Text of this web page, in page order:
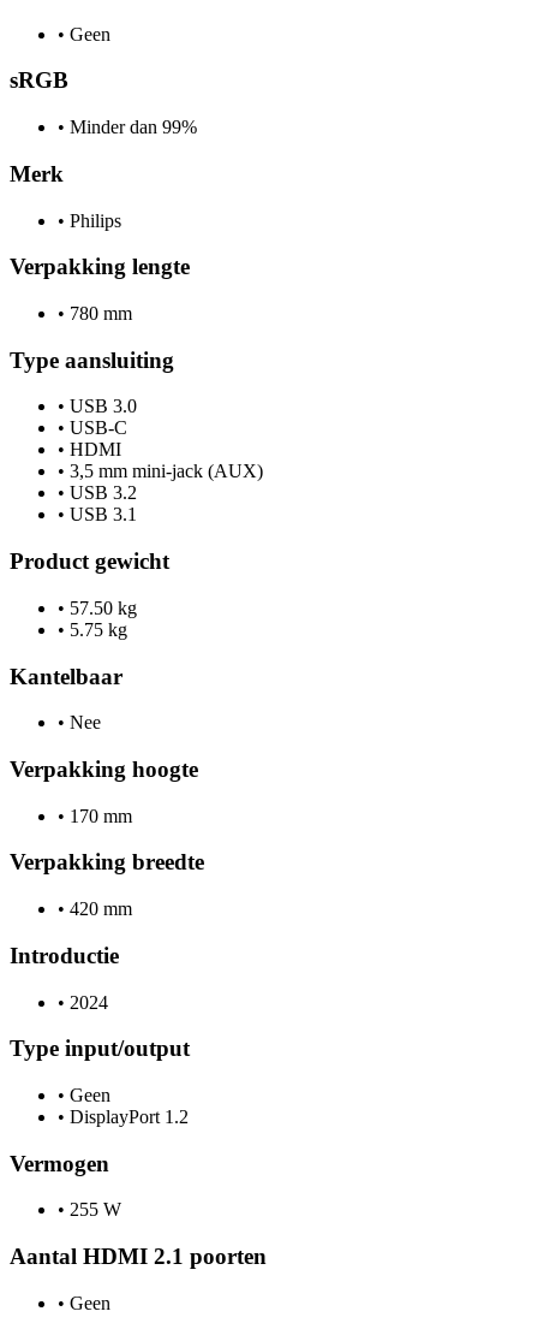
• Geen
sRGB
• Minder dan 99%
Merk
• Philips
Verpakking lengte
• 780 mm
Type aansluiting
• USB 3.0
• USB-C
• HDMI
• 3,5 mm mini-jack (AUX)
• USB 3.2
• USB 3.1
Product gewicht
• 57.50 kg
• 5.75 kg
Kantelbaar
• Nee
Verpakking hoogte
• 170 mm
Verpakking breedte
• 420 mm
Introductie
• 2024
Type input/output
• Geen
• DisplayPort 1.2
Vermogen
• 255 W
Aantal HDMI 2.1 poorten
• Geen